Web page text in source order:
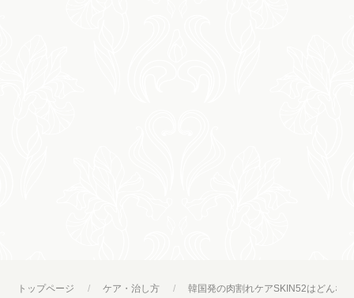
トップページ ケア・治し方 韓国発の肉割れケアSKIN52はどんな